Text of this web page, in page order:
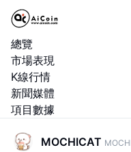
總覽
市場表現
K線行情
新聞媒體
項目數據
MOCHICAT